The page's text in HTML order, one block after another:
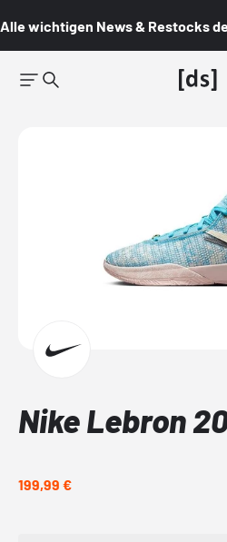
Alle wichtigen News & Restocks
Nike Lebron
199,99 €